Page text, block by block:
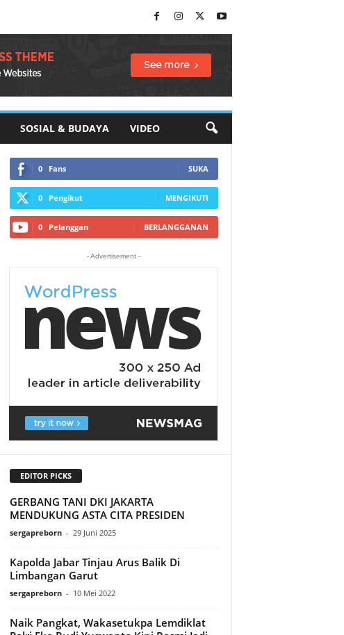
SOSIAL & BUDAYA VIDEO
0 Fans SUKA
0 Pengikut MENGIKUTI
0 Pelanggan BERLANGGANAN
- Advertisement -
EDITOR PICKS
GERBANG TANI DKI JAKARTA
MENDUKUNG ASTA CITA PRESIDEN
sergapreborn - 29 Juni 2025
Kapolda Jabar Tinjau Arus Balik Di
Limbangan Garut
sergapreborn - 10 Mei 2022
Naik Pangkat, Wakasetukpa Lemdiklat